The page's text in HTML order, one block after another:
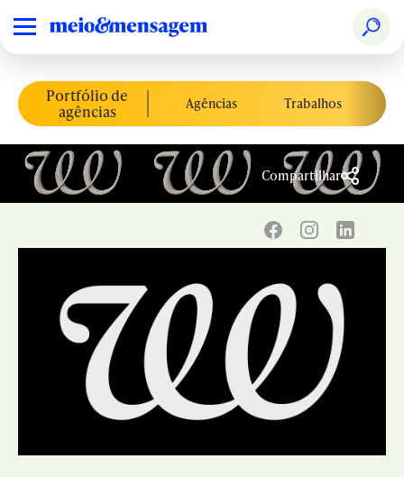
Portfólio de
agências Agências Trabalhos
Compartilhar